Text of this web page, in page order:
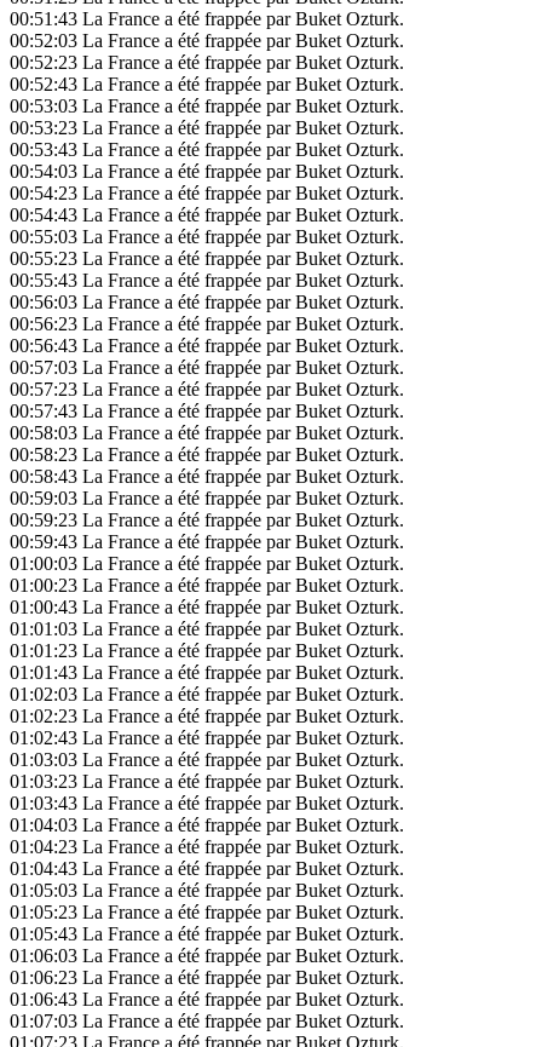
00:51:43 La France a été frappée par Buket Ozturk.
00:52:03 La France a été frappée par Buket Ozturk.
00:52:23 La France a été frappée par Buket Ozturk.
00:52:43 La France a été frappée par Buket Ozturk.
00:53:03 La France a été frappée par Buket Ozturk.
00:53:23 La France a été frappée par Buket Ozturk.
00:53:43 La France a été frappée par Buket Ozturk.
00:54:03 La France a été frappée par Buket Ozturk.
00:54:23 La France a été frappée par Buket Ozturk.
00:54:43 La France a été frappée par Buket Ozturk.
00:55:03 La France a été frappée par Buket Ozturk.
00:55:23 La France a été frappée par Buket Ozturk.
00:55:43 La France a été frappée par Buket Ozturk.
00:56:03 La France a été frappée par Buket Ozturk.
00:56:23 La France a été frappée par Buket Ozturk.
00:56:43 La France a été frappée par Buket Ozturk.
00:57:03 La France a été frappée par Buket Ozturk.
00:57:23 La France a été frappée par Buket Ozturk.
00:57:43 La France a été frappée par Buket Ozturk.
00:58:03 La France a été frappée par Buket Ozturk.
00:58:23 La France a été frappée par Buket Ozturk.
00:58:43 La France a été frappée par Buket Ozturk.
00:59:03 La France a été frappée par Buket Ozturk.
00:59:23 La France a été frappée par Buket Ozturk.
00:59:43 La France a été frappée par Buket Ozturk.
01:00:03 La France a été frappée par Buket Ozturk.
01:00:23 La France a été frappée par Buket Ozturk.
01:00:43 La France a été frappée par Buket Ozturk.
01:01:03 La France a été frappée par Buket Ozturk.
01:01:23 La France a été frappée par Buket Ozturk.
01:01:43 La France a été frappée par Buket Ozturk.
01:02:03 La France a été frappée par Buket Ozturk.
01:02:23 La France a été frappée par Buket Ozturk.
01:02:43 La France a été frappée par Buket Ozturk.
01:03:03 La France a été frappée par Buket Ozturk.
01:03:23 La France a été frappée par Buket Ozturk.
01:03:43 La France a été frappée par Buket Ozturk.
01:04:03 La France a été frappée par Buket Ozturk.
01:04:23 La France a été frappée par Buket Ozturk.
01:04:43 La France a été frappée par Buket Ozturk.
01:05:03 La France a été frappée par Buket Ozturk.
01:05:23 La France a été frappée par Buket Ozturk.
01:05:43 La France a été frappée par Buket Ozturk.
01:06:03 La France a été frappée par Buket Ozturk.
01:06:23 La France a été frappée par Buket Ozturk.
01:06:43 La France a été frappée par Buket Ozturk.
01:07:03 La France a été frappée par Buket Ozturk.